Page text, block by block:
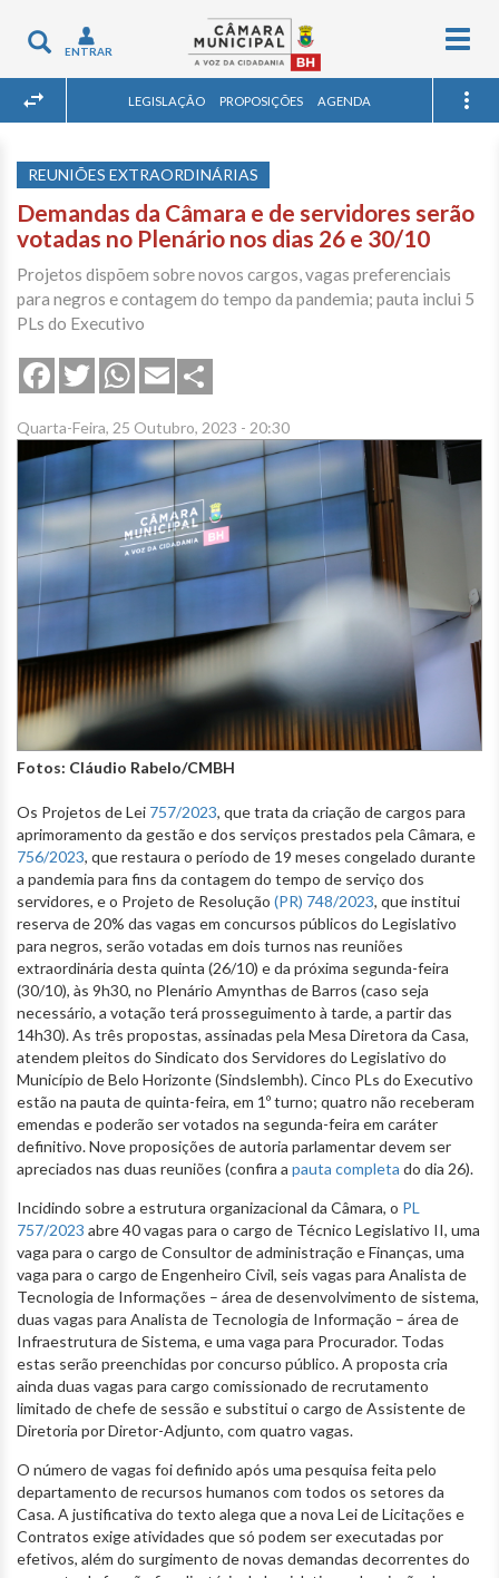
Toggle
navigation
ENTRAR
LEGISLAÇÃO PROPOSIÇÕES AGENDA
REUNIÕES EXTRAORDINÁRIAS
Demandas da Câmara e de servidores serão
votadas no Plenário nos dias 26 e 30/10
Projetos dispõem sobre novos cargos, vagas preferenciais
para negros e contagem do tempo da pandemia; pauta inclui 5
PLs do Executivo
FacebookTwitterWhatsApp
Email
Quarta-Feira, 25 Outubro, 2023 - 20:30
Fotos: Cláudio Rabelo/CMBH
Os Projetos de Lei 757/2023, que trata da criação de cargos para
aprimoramento da gestão e dos serviços prestados pela Câmara, e
756/2023, que restaura o período de 19 meses congelado durante
a pandemia para fins da contagem do tempo de serviço dos
servidores, e o Projeto de Resolução (PR) 748/2023, que institui
reserva de 20% das vagas em concursos públicos do Legislativo
para negros, serão votadas em dois turnos nas reuniões
extraordinária desta quinta (26/10) e da próxima segunda-feira
(30/10), às 9h30, no Plenário Amynthas de Barros (caso seja
necessário, a votação terá prosseguimento à tarde, a partir das
14h30). As três propostas, assinadas pela Mesa Diretora da Casa,
atendem pleitos do Sindicato dos Servidores do Legislativo do
Município de Belo Horizonte (Sindslembh). Cinco PLs do Executivo
estão na pauta de quinta-feira, em 1º turno; quatro não receberam
emendas e poderão ser votados na segunda-feira em caráter
definitivo. Nove proposições de autoria parlamentar devem ser
apreciados nas duas reuniões (confira a pauta completa do dia 26).
Incidindo sobre a estrutura organizacional da Câmara, o PL
757/2023 abre 40 vagas para o cargo de Técnico Legislativo II, uma
vaga para o cargo de Consultor de administração e Finanças, uma
vaga para o cargo de Engenheiro Civil, seis vagas para Analista de
Tecnologia de Informações – área de desenvolvimento de sistema,
duas vagas para Analista de Tecnologia de Informação – área de
Infraestrutura de Sistema, e uma vaga para Procurador. Todas
estas serão preenchidas por concurso público. A proposta cria
ainda duas vagas para cargo comissionado de recrutamento
limitado de chefe de sessão e substitui o cargo de Assistente de
Diretoria por Diretor-Adjunto, com quatro vagas.
O número de vagas foi definido após uma pesquisa feita pelo
departamento de recursos humanos com todos os setores da
Casa. A justificativa do texto alega que a nova Lei de Licitações e
Contratos exige atividades que só podem ser executadas por
efetivos, além do surgimento de novas demandas decorrentes do